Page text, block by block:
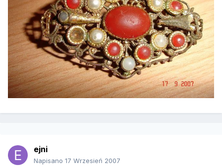
ejni
Napisano 17 Wrzesień 2007